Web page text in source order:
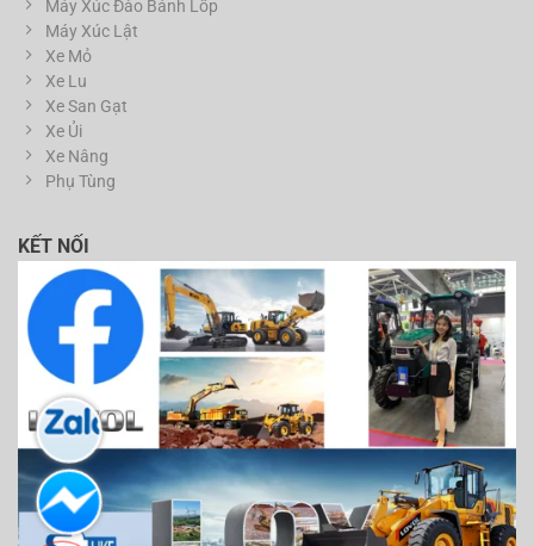
Máy Xúc Đào Bánh Lốp
Máy Xúc Lật
Xe Mỏ
Xe Lu
Xe San Gạt
Xe Ủi
Xe Nâng
Phụ Tùng
KẾT NỐI